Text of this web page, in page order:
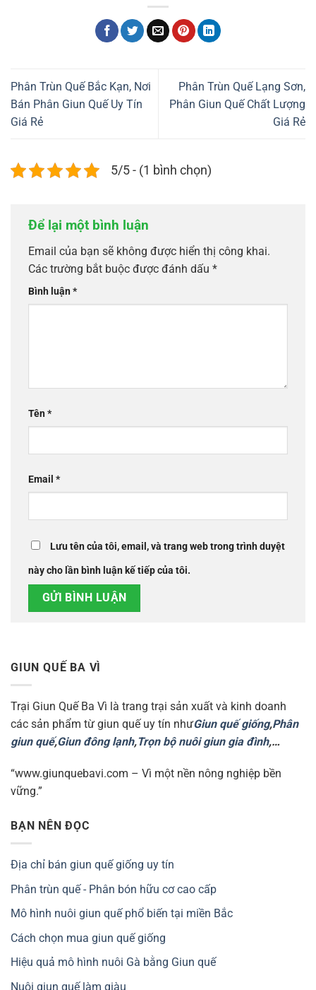
Phân Trùn Quế Bắc Kạn, Nơi
Bán Phân Giun Quế Uy Tín
Giá Rẻ
Phân Trùn Quế Lạng Sơn,
Phân Giun Quế Chất Lượng
Giá Rẻ
5/5 - (1 bình chọn)
Để lại một bình luận
Email của bạn sẽ không được hiển thị công khai.
Các trường bắt buộc được đánh dấu *
Bình luận*
Tên*
Email *
Lưu tên của tôi, email, và trang web trong trình duyệt
này cho lần bình luận kế tiếp của tôi.
GIUN QUẾ BA VÌ
Trại Giun Quế Ba Vì là trang trại sản xuất và kinh doanh
các sản phẩm từ giun quế uy tín nhưGiun quế giống,Phân
giun quế,Giun đông lạnh,Trọn bộ nuôi giun gia đình,…
“www.giunquebavi.com – Vì một nền nông nghiệp bền
vững.”
BẠN NÊN ĐỌC
Địa chỉ bán giun quế giống uy tín
Phân trùn quế - Phân bón hữu cơ cao cấp
Mô hình nuôi giun quế phổ biến tại miền Bắc
Cách chọn mua giun quế giống
Hiệu quả mô hình nuôi Gà bằng Giun quế
Nuôi giun quế làm giàu